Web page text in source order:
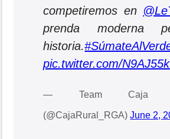
competiremos en
prenda moderna
historia.
pic.twitter.com/
— Team Caja
(@CajaRural_RGA)June 2,